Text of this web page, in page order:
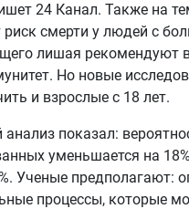
24 Канал. Также на
смерти у людей с
лишая рекомендуют
Но новые
и взрослые с 18 лет.
показал:
уменьшается на
Ученые предполагают:
процессы, которые